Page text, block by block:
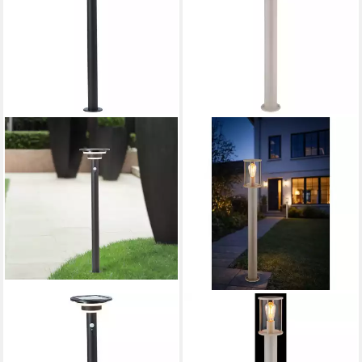
LED Außen-Stehlampe
GLOBO LIGHTING
Außen-Stehlampe,